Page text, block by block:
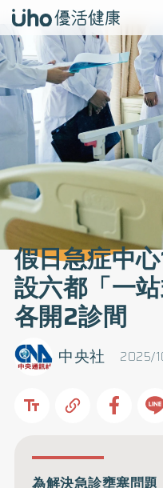
假日急症中
設六都「一
各開2診間
2025/
中央社
為解決急診壅塞問